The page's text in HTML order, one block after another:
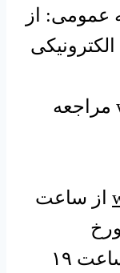
عمومی: از
مراجعه
از ساعت
۱۴۰۲/۰۳/۱۶ لغایت تا ساعت ۱۹